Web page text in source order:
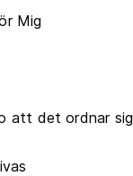
Mig
att det ordnar sig